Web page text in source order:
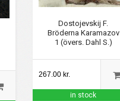
Dostojevskij F.
Bröderna Karamazov
1 (övers. Dahl S.)
267.00 kr.
in stock